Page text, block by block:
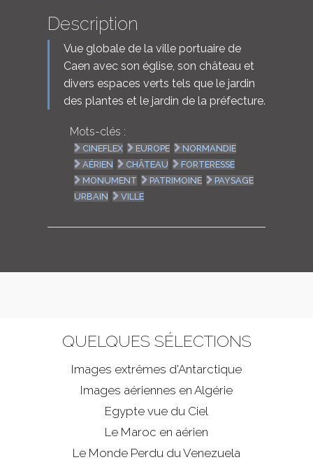
Description
Vue globale de la ville portuaire de
Caen avec son église, son château et
divers espaces verts tels que le jardin
des plantes et le jardin de la préfecture.
Mots-clés :
CINEFLEX EUROPE
NORMANDIE
AÉRIEN
CHÂTEAU
FORTERESSE
MONUMENT
PATRIMOINE
PAYSAGE
URBAIN
VILLE
QUELQUES SÉLECTIONS
Images extrêmes d'Antarctique
Images aériennes en Algérie
Egypte vue du Ciel
Le Maroc en aérien
Le Monde Perdu du Venezuela